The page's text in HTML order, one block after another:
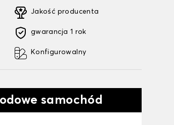
Jakość producenta
gwarancja 1 rok
Konfigurowalny
samochód